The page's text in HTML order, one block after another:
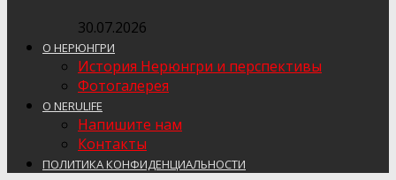
30.07.2026
О НЕРЮНГРИ
История Нерюнгри и перспективы
Фотогалерея
О NERULIFE
Напишите нам
Контакты
ПОЛИТИКА КОНФИДЕНЦИАЛЬНОСТИ